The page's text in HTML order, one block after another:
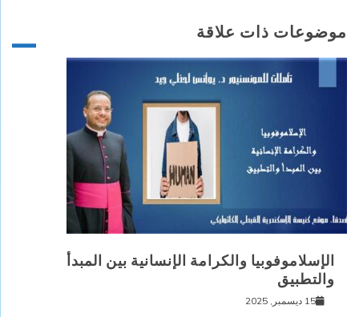
موضوعات ذات علاقة
الإسلاموفوبيا والكرامة الإنسانية بين المبدأ
والتطبيق
15 ديسمبر, 2025